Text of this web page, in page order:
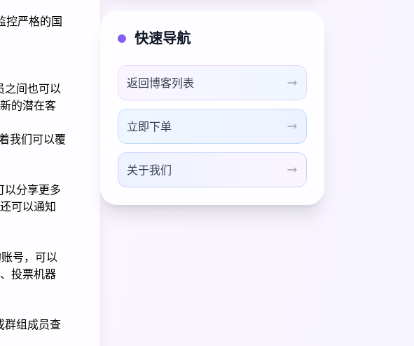
控严格的国
之间也可以
的潜在客
我们可以覆
以分享更多
可以通知
号，可以
投票机器
群组成员查
快速导航
返回博客列表
立即下单
关于我们